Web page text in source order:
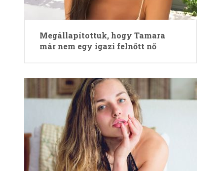
Megállapítottuk, hogy Tamara
már nem egy igazi felnőtt nő